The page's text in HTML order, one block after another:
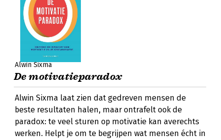
Alwin Sixma
De motivatieparadox
Alwin Sixma laat zien dat gedreven mensen de
beste resultaten halen, maar ontrafelt ook de
paradox: te veel sturen op motivatie kan averechts
werken. Helpt je om te begrijpen wat mensen écht in